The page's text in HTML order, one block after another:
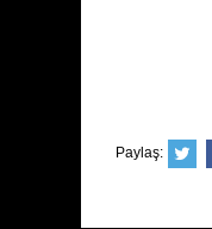
Paylaş: